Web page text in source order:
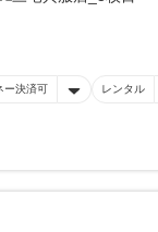
ー決済可 レンタル